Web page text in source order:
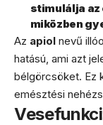
stimulálja
miközben
Az apiol nevű
hatású, ami azt
bélgörcsöket. Ez
emésztési